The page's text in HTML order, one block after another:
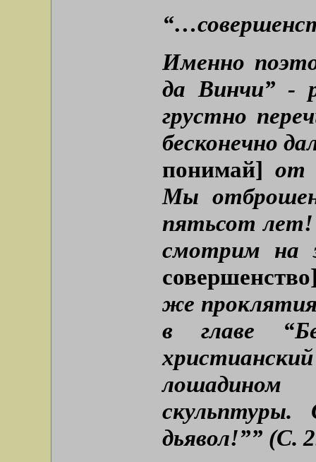
Именно
да Винчи” -
грустно
бесконечно
понимай] от
Мы
пятьсот
смотрим на
же
в главе
лошадином
дьявол!”” (С.